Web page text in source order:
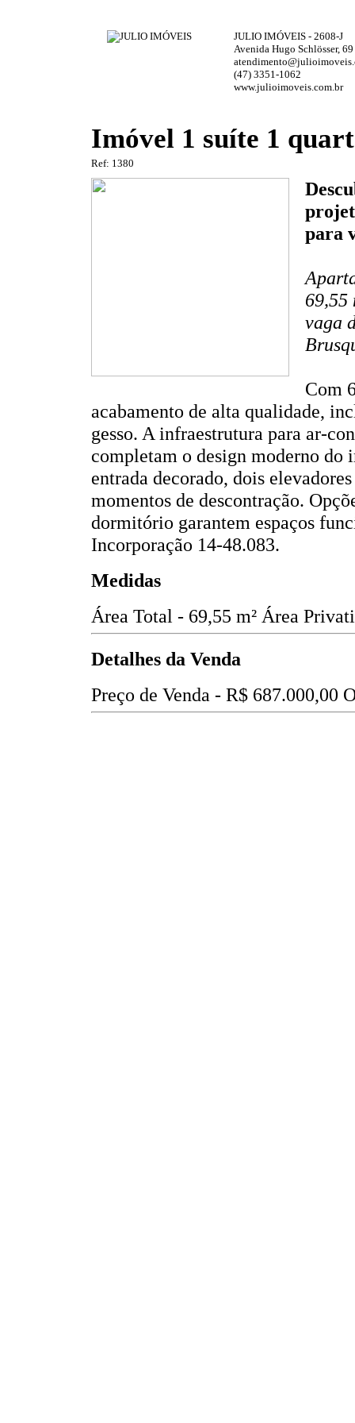
JULIO IMÓVEIS - 2608-J
Avenida Hugo Schlösser,
(47) 3351-1062
www.julioimoveis.com.br
Imóvel 1 suíte 1
Ref: 1380
para
69,55
vaga
Com
acabamento de alta qualidade,
gesso. A infraestrutura para ar-
completam o design moderno
entrada decorado, dois
momentos de descontração.
dormitório garantem espaços
Incorporação 14-48.083.
Medidas
Área Total - 69,55 m² Área
Detalhes da Venda
Preço de Venda - R$ 687.000,00